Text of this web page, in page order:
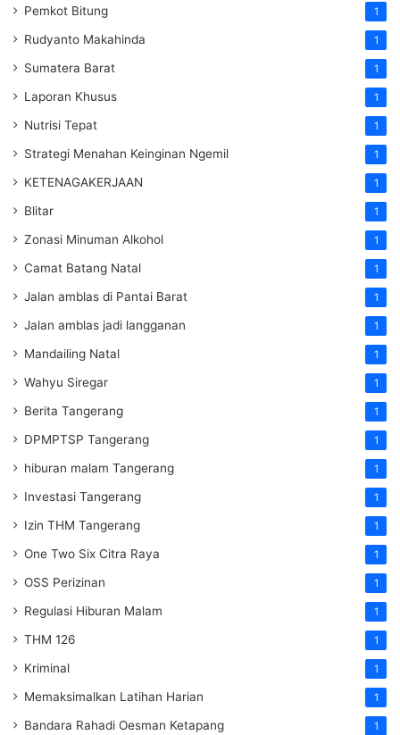
Pemkot Bitung 1
Rudyanto Makahinda 1
Sumatera Barat 1
Laporan Khusus 1
Nutrisi Tepat 1
Strategi Menahan Keinginan Ngemil 1
KETENAGAKERJAAN 1
Blitar 1
Zonasi Minuman Alkohol 1
Camat Batang Natal 1
Jalan amblas di Pantai Barat 1
Jalan amblas jadi langganan 1
Mandailing Natal 1
Wahyu Siregar 1
Berita Tangerang 1
DPMPTSP Tangerang 1
hiburan malam Tangerang 1
Investasi Tangerang 1
Izin THM Tangerang 1
One Two Six Citra Raya 1
OSS Perizinan 1
Regulasi Hiburan Malam 1
THM 126 1
Kriminal 1
Memaksimalkan Latihan Harian 1
Bandara Rahadi Oesman Ketapang 1